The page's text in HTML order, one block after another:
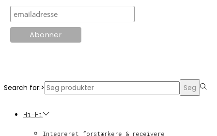
Search for:> Søg
Hi-Fi
Integreret forstærkere & receivere